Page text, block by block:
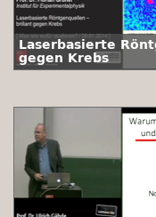
Laserbasierte
gegen Krebs